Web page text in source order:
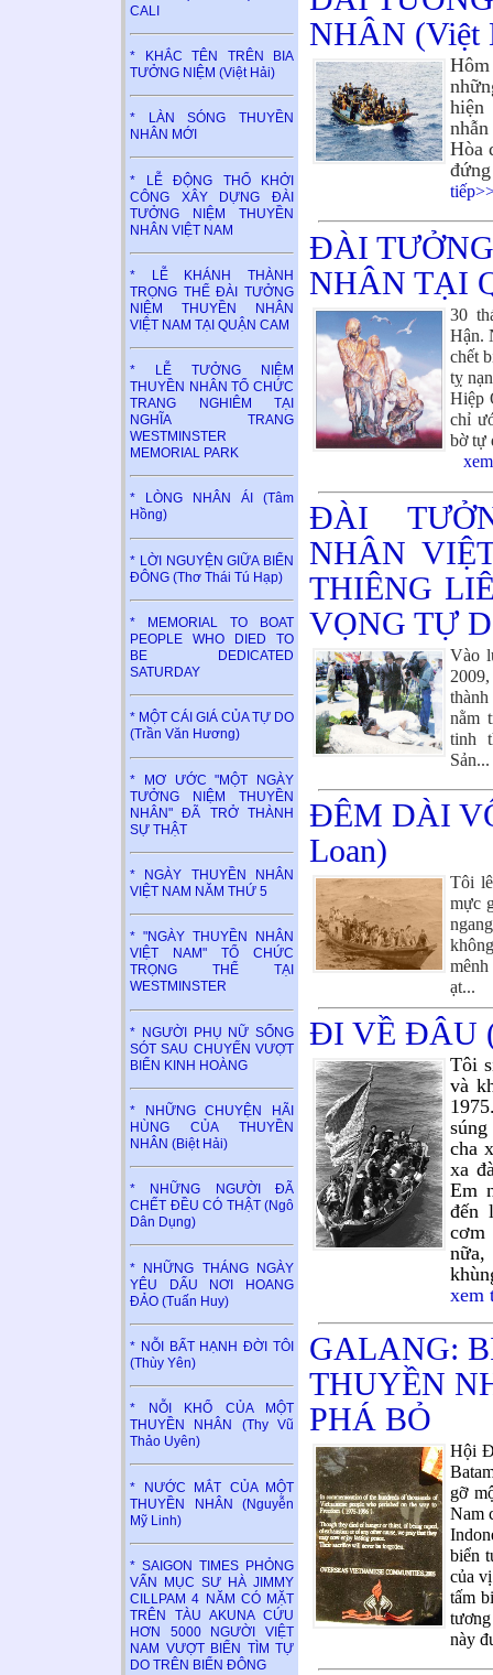
CALI
* KHẮC TÊN TRÊN BIA
TƯỞNG NIỆM (Việt Hải)
* LÀN SÓNG THUYỀN
NHÂN MỚI
* LỄ ĐỘNG THỔ KHỞI
CÔNG XÂY DỰNG ĐÀI
TƯỞNG NIỆM THUYỀN
NHÂN VIỆT NAM
* LỄ KHÁNH THÀNH
TRỌNG THỂ ĐÀI TƯỞNG
NIỆM THUYỀN NHÂN
VIỆT NAM TẠI QUẬN CAM
* LỄ TƯỞNG NIỆM
THUYỀN NHÂN TỔ CHỨC
TRANG NGHIÊM TẠI
NGHĨA TRANG
WESTMINSTER
MEMORIAL PARK
* LÒNG NHÂN ÁI (Tâm
Hồng)
* LỜI NGUYỆN GIỮA BIỂN
ĐÔNG (Thơ Thái Tú Hạp)
* MEMORIAL TO BOAT
PEOPLE WHO DIED TO
BE DEDICATED
SATURDAY
* MỘT CÁI GIÁ CỦA TỰ DO
(Trần Văn Hương)
* MƠ ƯỚC "MỘT NGÀY
TƯỞNG NIỆM THUYỀN
NHÂN" ĐÃ TRỞ THÀNH
SỰ THẬT
* NGÀY THUYỀN NHÂN
VIỆT NAM NĂM THỨ 5
* "NGÀY THUYỀN NHÂN
VIỆT NAM" TỔ CHỨC
TRỌNG THỂ TẠI
WESTMINSTER
* NGƯỜI PHỤ NỮ SỐNG
SÓT SAU CHUYẾN VƯỢT
BIỂN KINH HOÀNG
* NHỮNG CHUYỆN HÃI
HÙNG CỦA THUYỀN
NHÂN (Biệt Hải)
* NHỮNG NGƯỜI ĐÃ
CHẾT ĐỀU CÓ THẬT (Ngô
Dân Dụng)
* NHỮNG THÁNG NGÀY
YÊU DẤU NƠI HOANG
ĐẢO (Tuấn Huy)
* NỖI BẤT HẠNH ĐỜI TÔI
(Thùy Yên)
* NỖI KHỔ CỦA MỘT
THUYỀN NHÂN (Thy Vũ
Thảo Uyên)
* NƯỚC MẮT CỦA MỘT
THUYỀN NHÂN (Nguyễn
Mỹ Linh)
* SAIGON TIMES PHỎNG
VẤN MỤC SƯ HÀ JIMMY
CILLPAM 4 NĂM CÓ MẶT
TRÊN TÀU AKUNA CỨU
HƠN 5000 NGƯỜI VIỆT
NAM VƯỢT BIỂN TÌM TỰ
DO TRÊN BIỂN ĐÔNG
NHÂN (Việt
Hòa
ĐÀI
NHÂN TẠI
30
Hận.
chết
tỵ
Hiệp
chỉ
bờ tự
ĐÀI
NHÂN
THIÊNG
VỌNG TỰ
Vào
nằm
tinh
Sản...
ĐÊM DÀI
Loan)
Tôi
mực
ĐI VỀ ĐÂU
Tôi
và
cha
xa
Em
đến
cơm
xem
GALANG:
THUYỀN
PHÁ BỎ
Hội
gỡ
Nam
biển
của
tấm
này